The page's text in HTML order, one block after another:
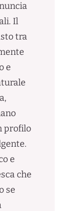
Il
tra
e
profilo
e
che
se